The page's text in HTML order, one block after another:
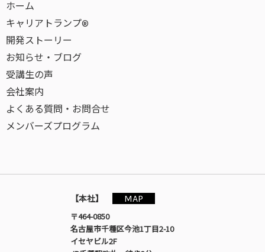
ホーム
キャリアトランプ®
開発ストーリー
お知らせ・ブログ
受講生の声
会社案内
よくある質問・お問合せ
メンバーズプログラム
【本社】
MAP
〒464-0850
名古屋市千種区今池1丁目2-10
イセヤビル2F